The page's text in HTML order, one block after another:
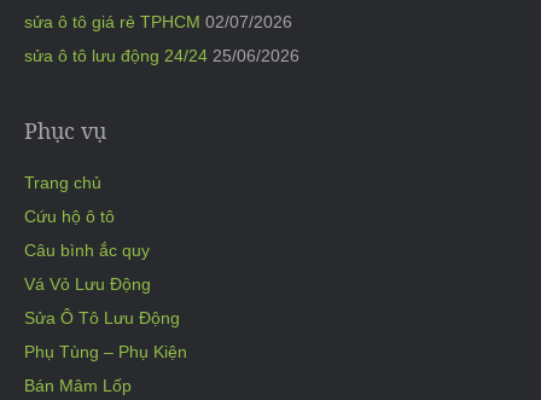
sửa ô tô giá rẻ TPHCM 02/07/2026
sửa ô tô lưu động 24/24 25/06/2026
Phục vụ
Trang chủ
Cứu hộ ô tô
Câu bình ắc quy
Vá Vỏ Lưu Động
Sửa Ô Tô Lưu Động
Phụ Tùng – Phụ Kiện
Bán Mâm Lốp